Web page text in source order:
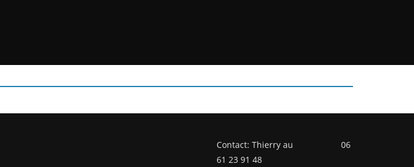
Contact: Thierry au 06
61 23 91 48